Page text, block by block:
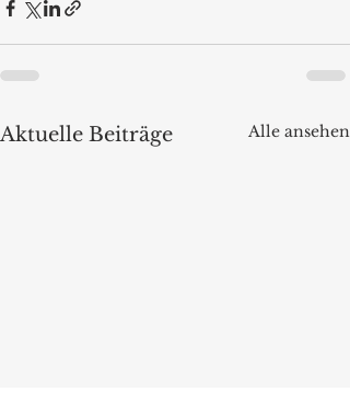
Aktuelle Beiträge Alle ansehen